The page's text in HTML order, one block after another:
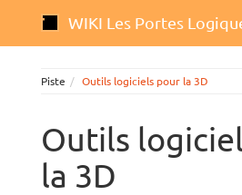
WIKI Les Portes
Piste Outils logiciels pour la 3D
Outils
la 3D